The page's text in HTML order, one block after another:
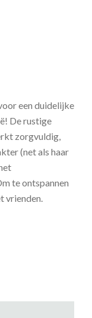
een duidelijke
De rustige
zorgvuldig,
(net als haar
te ontspannen
vrienden.